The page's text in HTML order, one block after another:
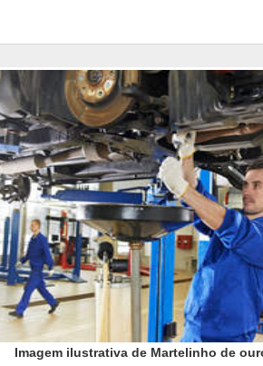
Imagem ilustrativa de Martelinho de